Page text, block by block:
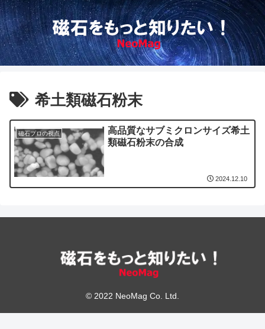
希土類磁石粉末
磁石プロの視点
高品質なサブミクロンサイズ希土
類磁石粉末の合成
2024.12.10
© 2022 NeoMag Co. Ltd.